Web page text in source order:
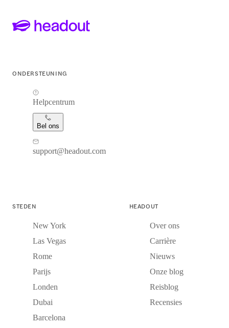
ONDERSTEUNING
Helpcentrum
Bel ons
support@headout.com
STEDEN
New York
Las Vegas
Rome
Parijs
Londen
Dubai
Barcelona
HEADOUT
Over ons
Carrière
Nieuws
Onze blog
Reisblog
Recensies